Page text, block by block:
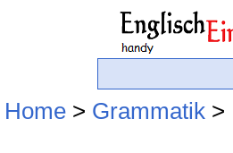
Home > Grammatik >